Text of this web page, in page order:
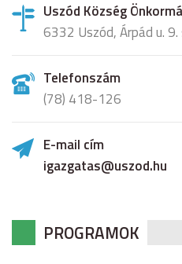
Uszód Község
6332 Uszód, Árpád u. 9.
Telefonszám
(78) 418-126
E-mail cím
igazgatas@uszod.hu
PROGRAMOK